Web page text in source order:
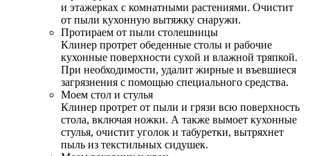
и этажерках с комнатными растениями. Очистит
от пыли кухонную вытяжку снаружи.
Протираем от пыли столешницы
Клинер протрет обеденные столы и рабочие
кухонные поверхности сухой и влажной тряпкой.
При необходимости, удалит жирные и въевшиеся
загрязнения с помощью специального средства.
Моем стол и стулья
Клинер протрет от пыли и грязи всю поверхность
стола, включая ножки. А также вымоет кухонные
стулья, очистит уголок и табуретки, вытряхнет
пыль из текстильных сидушек.